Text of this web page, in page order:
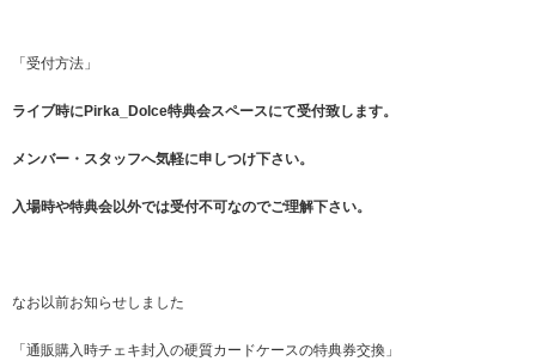
「受付方法」
ライブ時にPirka_Dolce特典会スペースにて受付致します。
メンバー・スタッフへ気軽に申しつけ下さい。
入場時や特典会以外では受付不可なのでご理解下さい。
なお以前お知らせしました
「通販購入時チェキ封入の硬質カードケースの特典券交換」